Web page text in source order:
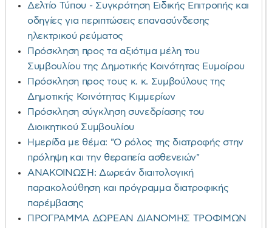
Δελτίο Τύπου - Συγκρότηση Ειδικής Επιτροπής και
οδηγίες για περιπτώσεις επανασύνδεσης
ηλεκτρικού ρεύματος
Πρόσκληση προς τα αξιότιμα μέλη του
Συμβουλίου της Δημοτικής Κοινότητας Ευμοίρου
Πρόσκληση προς τους κ. κ. Συμβούλους της
Δημοτικής Κοινότητας Κιμμερίων
Πρόσκληση σύγκληση συνεδρίασης του
Διοικητικού Συμβουλίου
Ημερίδα με θέμα: "Ο ρόλος της διατροφής στην
πρόληψη και την θεραπεία ασθενειών"
ΑΝΑΚΟΙΝΩΣΗ: Δωρεάν διαιτολογική
παρακολούθηση και πρόγραμμα διατροφικής
παρέμβασης
ΠΡΟΓΡΑΜΜΑ ΔΩΡΕΑΝ ΔΙΑΝΟΜΗΣ ΤΡΟΦΙΜΩΝ